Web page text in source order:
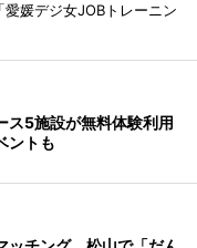
媛デジ女JOBトレーニン
ス5施設が無料体験利用
ントも